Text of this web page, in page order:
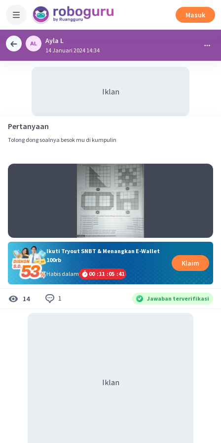
Masuk
Ayla L
14 Januari 2024 14:34
Iklan
Pertanyaan
Tolong dong soalnya besok mu di kumpulin
Ikuti Tryout SNBT & Menangkan E-Wallet
100rb
Habis dalam
00 :11 :05 :41
Klaim
14 1 Jawaban terverifikasi
Iklan